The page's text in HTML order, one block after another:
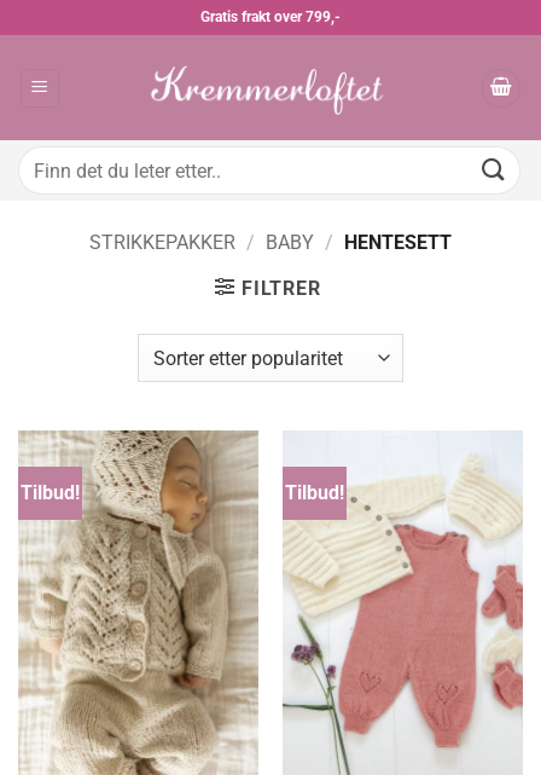
Gratis frakt over 799,-
Søk
STRIKKEPAKKER / BABY / HENTESETT
FILTRER
Tilbud! Tilbud!